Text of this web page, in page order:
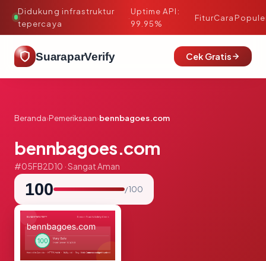
Didukung infrastruktur
tepercaya
·
Uptime API:
99.95%
FiturCara
SuaraparVerify Cek Gratis
Beranda›Pemeriksaan›bennbagoes.com
bennbagoes.com
#05FB2D10 · Sangat Aman
100 / 100